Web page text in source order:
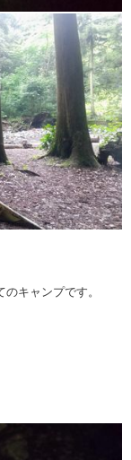
キャンプです。